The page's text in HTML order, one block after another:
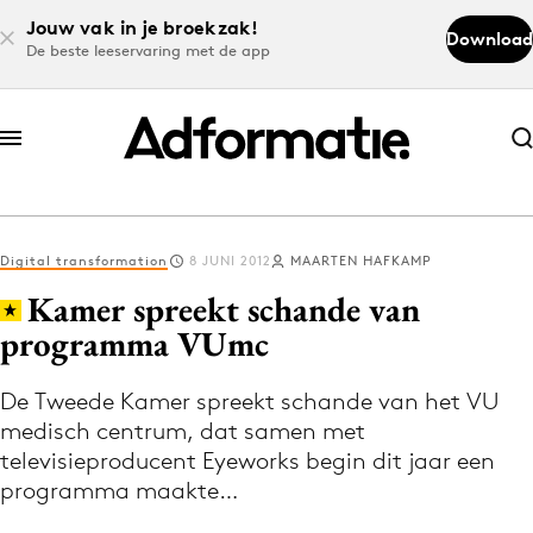
Jouw vak in je broekzak!
De beste leeservaring met de app
Download
Abonneer nu
Abonneer nu
Log in
Volg het laatste nieuws via de Adformatie
Nieuws app
Digital transformation 8 JUNI 2012 MAARTEN HAFKAMP
Kamer spreekt schande van
programma VUmc
De Tweede Kamer spreekt schande van het VU
medisch centrum, dat samen met
televisieproducent Eyeworks begin dit jaar een
programma maakte…